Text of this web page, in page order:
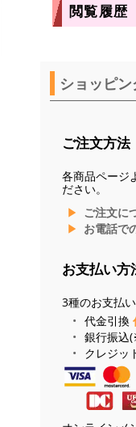
閲覧履歴
ショッピ
ご注文方法
各商品ページ
ださい。
ご注文に
お電話で
お支払い方
3種のお支払
代金引換
銀行振込
クレジッ